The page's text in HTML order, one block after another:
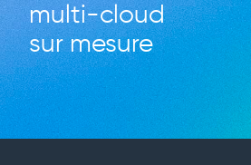
multi-cloud
sur mesure